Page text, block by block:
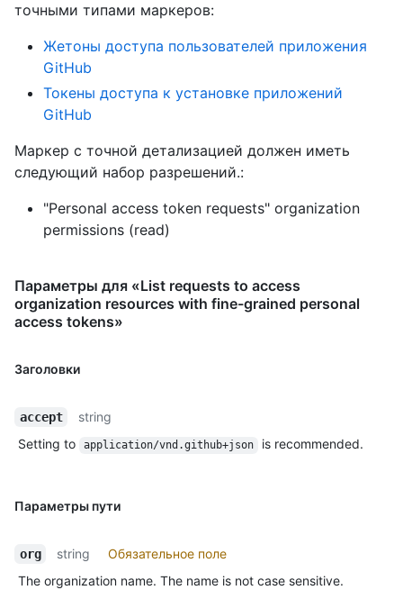
точными типами маркеров:
Жетоны доступа пользователей приложения
GitHub
Токены доступа к установке приложений
GitHub
Маркер с точной детализацией должен иметь
следующий набор разрешений.:
"Personal access token requests" organization
permissions (read)
Параметры для «List requests to access
organization resources with fine-grained personal
access tokens»
Заголовки
accept
string
Setting to
application/vnd.github+json is recommended.
Параметры пути
org string
Обязательное поле
The organization name. The name is not case sensitive.